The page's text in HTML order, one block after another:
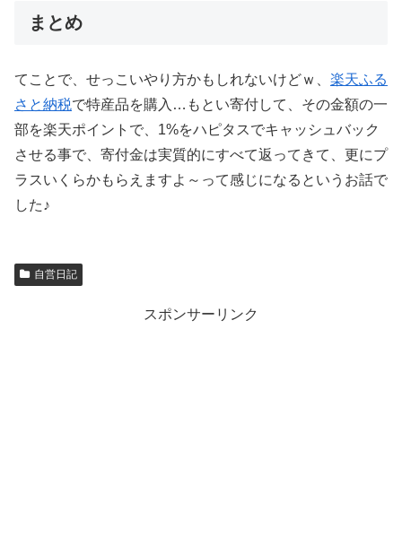
まとめ
てことで、せっこいやり方かもしれないけどｗ、 楽天ふる
さと納税で特産品を購入…もとい寄付して、その金額の一
部を楽天ポイントで、1%をハピタスでキャッシュバック
させる事で、寄付金は実質的にすべて返ってきて、更にプ
ラスいくらかもらえますよ～って感じになるというお話で
した♪
自営日記
スポンサーリンク